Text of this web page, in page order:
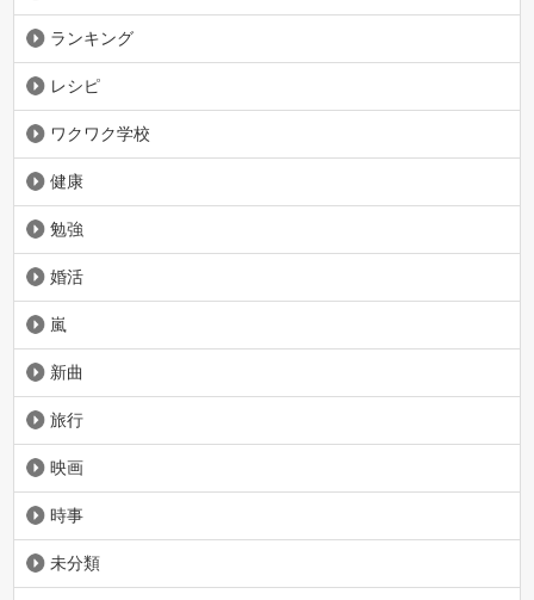
ランキング
レシピ
ワクワク学校
健康
勉強
婚活
嵐
新曲
旅行
映画
時事
未分類